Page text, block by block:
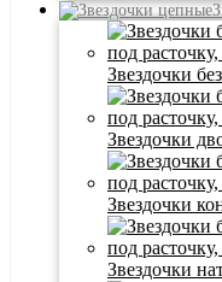
Звездочки
Звездочки
Звездочки
Звездочки